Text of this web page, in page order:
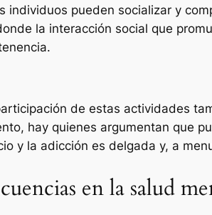
individuos pueden socializar y
la interacción social que
de estas actividades
hay quienes argumentan que
y la adicción es delgada y, a
en la salud